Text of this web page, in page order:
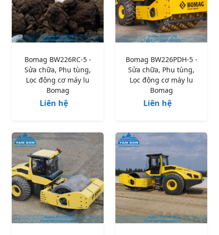
Bomag BW226RC-5 -
Sửa chữa, Phụ tùng,
Lọc động cơ máy lu
Bomag
Liên hệ
Bomag BW226PDH-5 -
Sửa chữa, Phụ tùng,
Lọc động cơ máy lu
Bomag
Liên hệ